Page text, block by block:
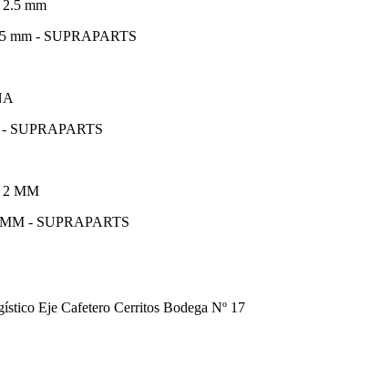
mm - SUPRAPARTS
SUPRAPARTS
- SUPRAPARTS
Eje Cafetero Cerritos Bodega Nº 17